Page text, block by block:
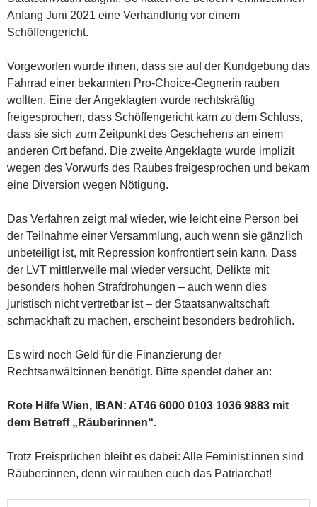
Anfang Juni 2021 eine Verhandlung vor einem
Schöffengericht.
Vorgeworfen wurde ihnen, dass sie auf der Kundgebung das
Fahrrad einer bekannten Pro-Choice-Gegnerin rauben
wollten. Eine der Angeklagten wurde rechtskräftig
freigesprochen, dass Schöffengericht kam zu dem Schluss,
dass sie sich zum Zeitpunkt des Geschehens an einem
anderen Ort befand. Die zweite Angeklagte wurde implizit
wegen des Vorwurfs des Raubes freigesprochen und bekam
eine Diversion wegen Nötigung.
Das Verfahren zeigt mal wieder, wie leicht eine Person bei
der Teilnahme einer Versammlung, auch wenn sie gänzlich
unbeteiligt ist, mit Repression konfrontiert sein kann. Dass
der LVT mittlerweile mal wieder versucht, Delikte mit
besonders hohen Strafdrohungen – auch wenn dies
juristisch nicht vertretbar ist – der Staatsanwaltschaft
schmackhaft zu machen, erscheint besonders bedrohlich.
Es wird noch Geld für die Finanzierung der
Rechtsanwält:innen benötigt. Bitte spendet daher an:
Rote Hilfe Wien, IBAN: AT46 6000 0103 1036 9883 mit
dem Betreff „Räuberinnen“.
Trotz Freisprüchen bleibt es dabei: Alle Feminist:innen sind
Räuber:innen, denn wir rauben euch das Patriarchat!